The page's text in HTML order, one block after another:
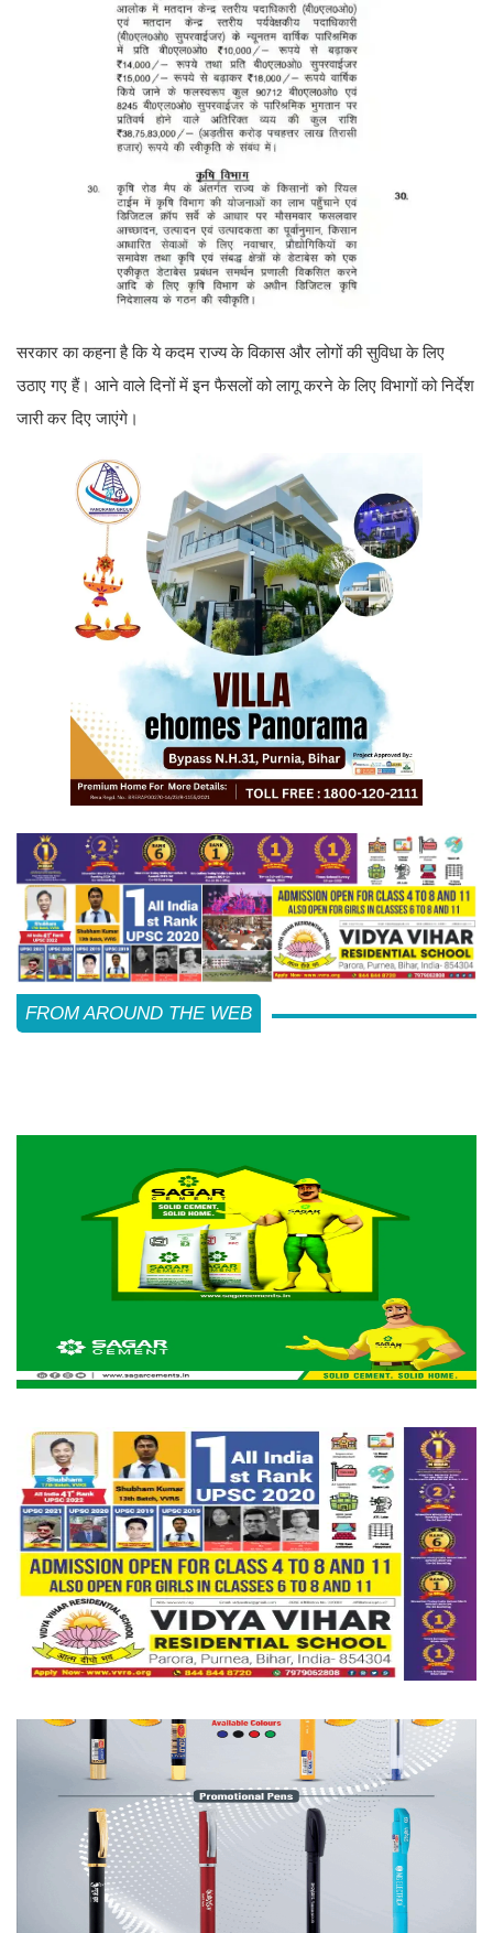
सरकार का कहना है कि ये कदम राज्य के विकास और लोगों की सुविधा के लिए
उठाए गए हैं। आने वाले दिनों में इन फैसलों को लागू करने के लिए विभागों को निर्देश
जारी कर दिए जाएंगे।
FROM AROUND THE WEB